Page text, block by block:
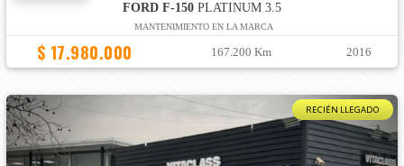
FORD F-150PLATINUM 3.5
MANTENIMIENTO EN LA MARCA
$ 17.980.000 167.200 Km 2016
RECIÉN LLEGADO